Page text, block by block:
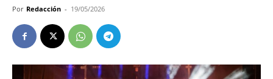
Por Redacción - 19/05/2026